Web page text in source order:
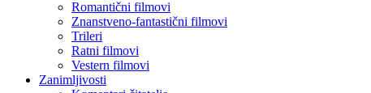
Romantični filmovi
Znanstveno-fantastični filmovi
Trileri
Ratni filmovi
Vestern filmovi
Zanimljivosti